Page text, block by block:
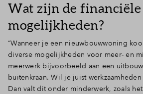
Wat zijn de financiële
mogelijkheden?
“Wanneer je een nieuwbouwwoning
diverse mogelijkheden voor meer- en
meerwerk bijvoorbeeld aan een
buitenkraan. Wil je juist
Dan valt dit onder minderwerk, zoals